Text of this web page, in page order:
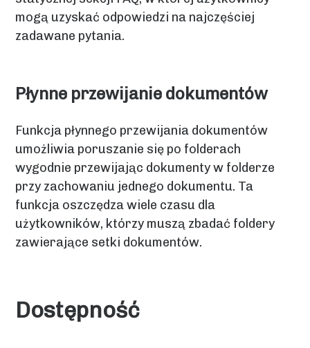
mogą uzyskać odpowiedzi na najczęściej
zadawane pytania.
Płynne przewijanie dokumentów
Funkcja płynnego przewijania dokumentów
umożliwia poruszanie się po folderach
wygodnie przewijając dokumenty w folderze
przy zachowaniu jednego dokumentu. Ta
funkcja oszczędza wiele czasu dla
użytkowników, którzy muszą zbadać foldery
zawierające setki dokumentów.
Dostępność